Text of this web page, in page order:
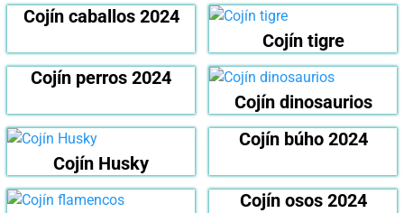
Cojín caballos 2024
Cojín tigre
Cojín perros 2024
Cojín dinosaurios
Cojín Husky
Cojín búho 2024
Cojín osos 2024